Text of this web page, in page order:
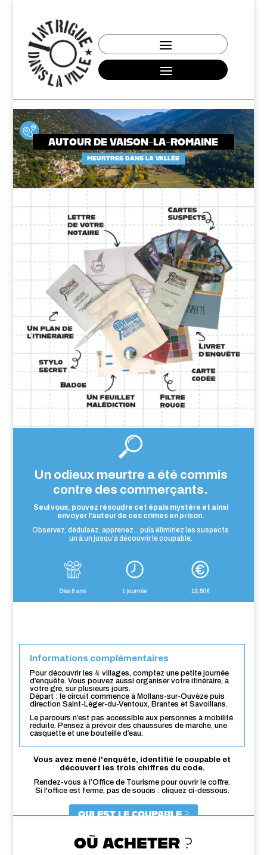
AUTOUR DE VAISON-LA-ROMAINE
MEURTRES DANS LA VALLÉE
Un odieux meurtre a été commis
contre des commerçants.
Seul vous, pouvez résoudre cet épais mystère et ainsi
envoyer l'auteur de ces crimes en prison.
Observez, déduisez, apprenez... puis éliminez les suspects
un à un jusqu'à découvrir le coupable.
Informations complémentaires
Pour découvrir les 4 villages, comptez une petite journée
d’enquête. Vous pouvez aussi organiser votre itinéraire, à
votre gré, sur plusieurs jours.
Départ : le circuit commence à Mollans-sur-Ouvèze puis
direction Saint-Léger-du-Ventoux, Brantes et Savoillans.
Le parcours n’est pas accessible aux personnes à mobilité
réduite. Pensez à prévoir des chaussures de marche, une
casquette et une bouteille d’eau.
Vous avez mené l'enquête, identifié le coupable et
découvert les trois chiffres du code.
Rendez-vous à l’Office de Tourisme pour ouvrir le coffre.
Si l'office est fermé, pas de soucis : cliquez ci-dessous.
QUI EST LE COUPABLE ?
OÙ ACHETER ?